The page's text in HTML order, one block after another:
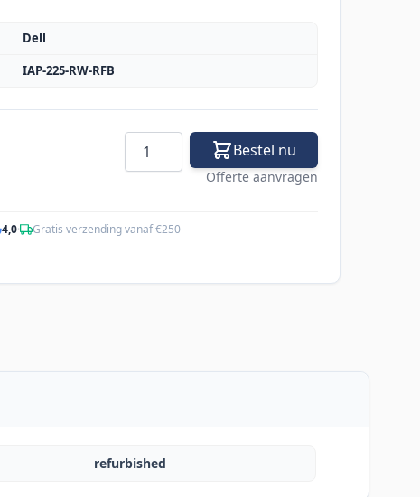
Dell
IAP-225-RW-RFB
Aantal Bestel nu
Offerte aanvragen
4,0· Gratis verzending vanaf €250
refurbished